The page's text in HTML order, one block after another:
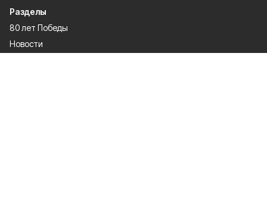
Разделы
80 лет Победы
Новости